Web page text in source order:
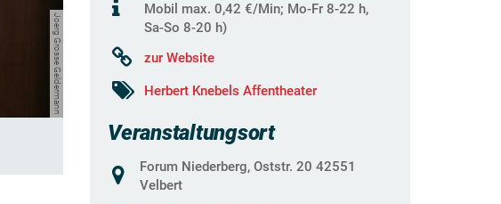
Joerg Grosse Geldermann
Mobil max. 0,42 €/Min; Mo-Fr 8-22 h,
Sa-So 8-20 h)
zur Website
Herbert Knebels Affentheater
Veranstaltungsort
Forum Niederberg, Oststr. 20 42551
Velbert